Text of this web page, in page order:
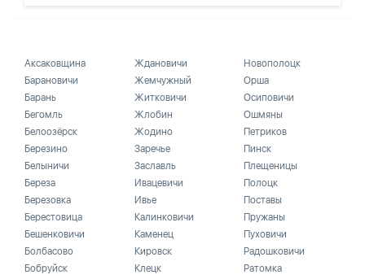
Аксаковщина
Барановичи
Барань
Бегомль
Белоозёрск
Березино
Белыничи
Береза
Березовка
Берестовица
Бешенковичи
Болбасово
Бобруйск
Ждановичи
Жемчужный
Житковичи
Жлобин
Жодино
Заречье
Заславль
Ивацевичи
Ивье
Калинковичи
Каменец
Кировск
Клецк
Новополоцк
Орша
Осиповичи
Ошмяны
Петриков
Пинск
Плещеницы
Полоцк
Поставы
Пружаны
Пуховичи
Радошковичи
Ратомка